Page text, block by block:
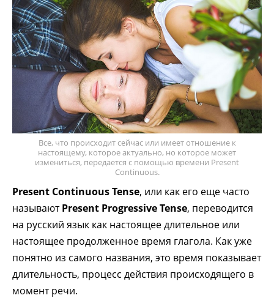
Все, что происходит сейчас или имеет отношение к
настоящему, которое актуально, но которое может
измениться, передается с помощью времени Present
Continuous.
Present Continuous Tense, или как его еще часто
называютPresent Progressive Tense, переводится
на русский язык как настоящее длительное или
настоящее продолженное время глагола. Как уже
понятно из самого названия, это время показывает
длительность, процесс действия происходящего в
момент речи.